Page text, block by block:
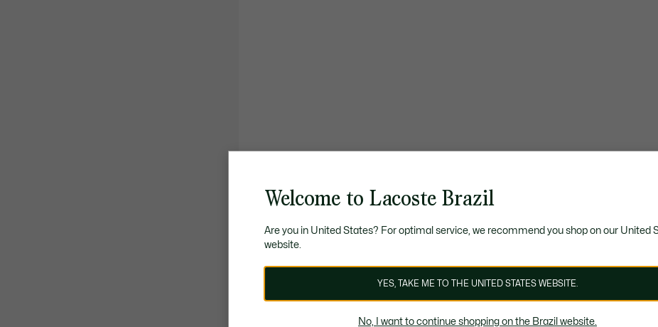
Welcome to Lacoste Brazil
Are you in United States? For optimal service, we recommend you shop on our United
website.
YES, TAKE ME TO THE UNITED STATES WEBSITE.
No, I want to continue shopping on the Brazil website.